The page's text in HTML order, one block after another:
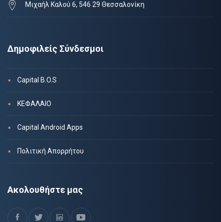
Μιχαήλ Καλού 6, 546 29 Θεσσαλονίκη
Δημοφιλείς Σύνδεσμοι
Capital B.O.S
ΚΕΦΑΛΑΙΟ
Capital Android Apps
Πολιτική Απορρήτου
Ακολουθήστε μας